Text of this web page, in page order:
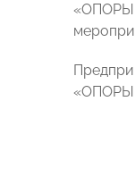
«ОПОРЫ
«ОПОРЫ